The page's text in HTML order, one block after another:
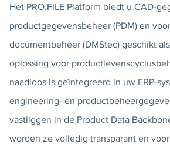
Het PRO.FILE Platform biedt u CAD-
productgegevensbeheer (PDM) en
documentbeheer (DMStec) geschikt
oplossing voor
naadloos is geïntegreerd in uw ERP-
engineering- en
vastliggen in de Product Data
worden ze volledig transparant en